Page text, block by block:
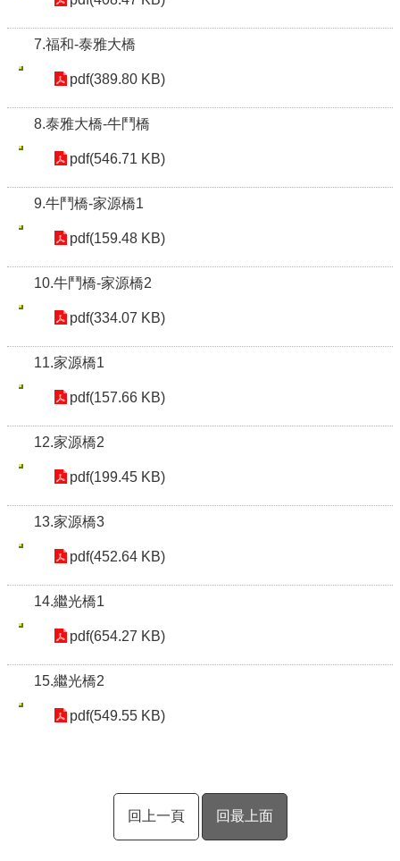
7.福和-泰雅大橋
pdf(389.80 KB)
8.泰雅大橋-牛鬥橋
pdf(546.71 KB)
9.牛鬥橋-家源橋1
pdf(159.48 KB)
10.牛鬥橋-家源橋2
pdf(334.07 KB)
11.家源橋1
pdf(157.66 KB)
12.家源橋2
pdf(199.45 KB)
13.家源橋3
pdf(452.64 KB)
14.繼光橋1
pdf(654.27 KB)
15.繼光橋2
pdf(549.55 KB)
回上一頁 回最上面